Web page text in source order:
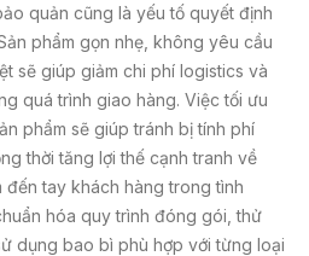
quản cũng là yếu tố quyết định
phẩm gọn nhẹ, không yêu cầu
sẽ giúp giảm chi phí logistics và
quá trình giao hàng. Việc tối ưu
phẩm sẽ giúp tránh bị tính phí
thời tăng lợi thế cạnh tranh về
tay khách hàng trong tình
hóa quy trình đóng gói, thử
dụng bao bì phù hợp với từng loại